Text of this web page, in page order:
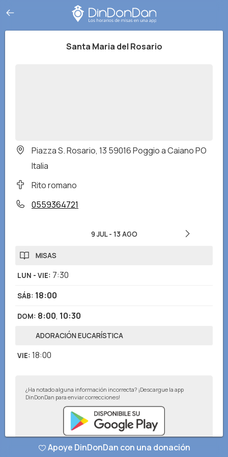
Santa Maria del Rosario
Piazza S. Rosario, 13 59016 Poggio a Caiano PO
Italia
Rito romano
0559364721
9 JUL- 13 AGO
MISAS
LUN - VIE: 7:30
SÁB: 18:00
DOM: 8:00, 10:30
ADORACIÓN EUCARÍSTICA
VIE: 18:00
¿Ha notado alguna información incorrecta? ¡Descargue la app
DinDonDan para enviar correcciones!
Apoye DinDonDan con una donación